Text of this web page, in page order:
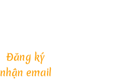
Đăng ký
nhận email